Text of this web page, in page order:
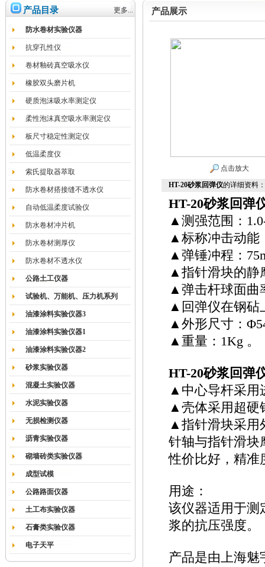
产品目录 更多...
防水卷材实验仪器
抗穿孔性仪
卷材釉砖真空吸水仪
橡胶双头磨片机
硬质泡沫吸水率测定仪
柔性泡沫真空吸水率测定仪
板尺寸稳定性测定仪
低温柔度仪
索氏提取器萃取
防水卷材搭接缝不透水仪
自动低温柔度试验仪
防水卷材冲片机
防水卷材测厚仪
防水卷材不透水仪
公路土工仪器
试验机、万能机、压力机系列
油漆涂料实验仪器3
油漆涂料实验仪器1
油漆涂料实验仪器2
砂浆实验仪器
混凝土实验仪器
水泥实验仪器
无损检测仪器
沥青实验仪器
砌墙砖类实验仪器
成型试模
公路路面仪器
土工布实验仪器
石膏类实验仪器
电子天平
产品展示
点击放大
HT-20砂浆回弹仪的详细资料：
HT-20砂浆回弹
▲测强范围：
▲标称冲击动能
▲弹锤冲程：
▲指针滑块的静
▲弹击杆球面曲
▲回弹仪在钢砧
▲外形尺寸：
▲重量：1Kg 。
HT-20砂浆回弹
▲中心导杆采用
▲壳体采用超硬
▲指针滑块采用
针轴与指针滑块
性价比好，精准
用途：
该仪器适用于测
浆的抗压强度。
产品是由上海